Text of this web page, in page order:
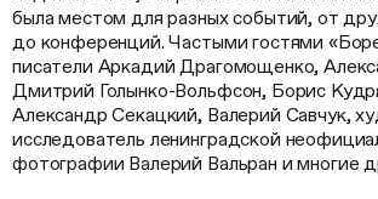
была местом для разных событий, от
до конференций. Частыми гостями
писатели Аркадий Драгомощенко,
Дмитрий Голынко-Вольфсон, Борис
Александр Секацкий, Валерий Савчук,
исследователь ленинградской
фотографии Валерий Вальран и многие